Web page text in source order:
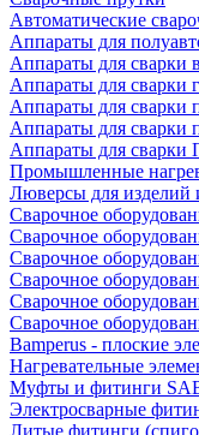
Автоматические
Аппараты для
Аппараты для сварки
Аппараты для сварки
Аппараты для сварки
Аппараты для сварки
Аппараты для
Промышленные
Люверсы для изделий
Сварочное
Сварочное
Сварочное
Сварочное
Сварочное
Сварочное
Bamperus - плоские
Нагревательные
Муфты и фитинги
Электросварные
Литые фитинги